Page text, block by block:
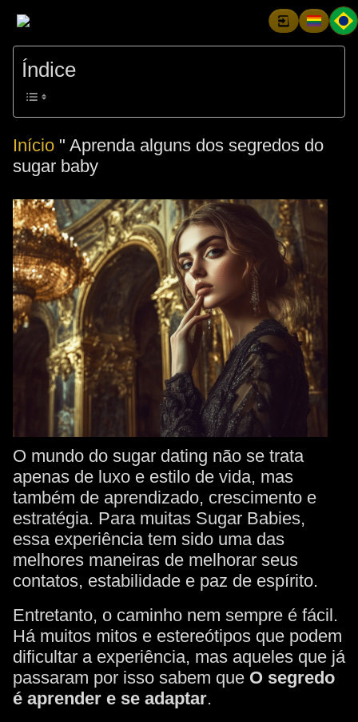
Índice
Início " Aprenda alguns dos segredos do
sugar baby
O mundo do sugar dating não se trata
apenas de luxo e estilo de vida, mas
também de aprendizado, crescimento e
estratégia. Para muitas Sugar Babies,
essa experiência tem sido uma das
melhores maneiras de melhorar seus
contatos, estabilidade e paz de espírito.
Entretanto, o caminho nem sempre é fácil.
Há muitos mitos e estereótipos que podem
dificultar a experiência, mas aqueles que já
passaram por isso sabem que O segredo
é aprender e se adaptar.